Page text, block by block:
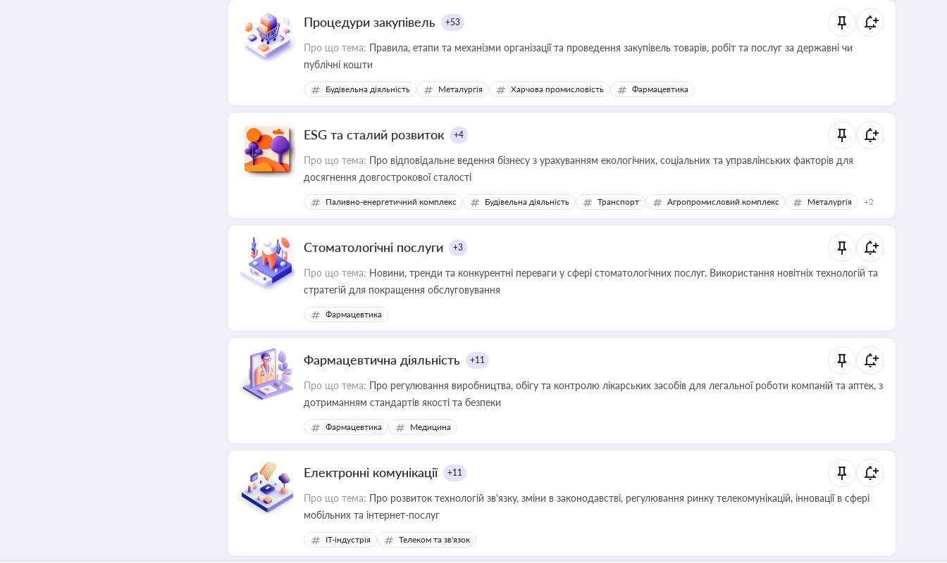
Процедури закупівель +53
Про що тема: Правила, етапи та механізми організації та проведення закупівель товарів, робіт та послуг за державні чи
публічні кошти
Будівельна діяльність Металургія Харчова промисловість Фармацевтика
ESG та сталий розвиток +4
Про що тема: Про відповідальне ведення бізнесу з урахуванням екологічних, соціальних та управлінських факторів для
досягнення довгострокової сталості
Паливно-енергетичний комплекс Будівельна діяльність Транспорт Агропромисловий комплекс Металургія +2
Стоматологічні послуги +3
Про що тема: Новини, тренди та конкурентні переваги у сфері стоматологічних послуг. Використання новітніх технологій та
стратегій для покращення обслуговування
Фармацевтика
Фармацевтична діяльність +11
Про що тема: Про регулювання виробництва, обігу та контролю лікарських засобів для легальної роботи компаній та аптек, з
дотриманням стандартів якості та безпеки
Фармацевтика Медицина
Електронні комунікації +11
Про що тема: Про розвиток технологій зв'язку, зміни в законодавстві, регулювання ринку телекомунікацій, інновації в сфері
мобільних та інтернет-послуг
IT-індустрія Телеком та зв'язок